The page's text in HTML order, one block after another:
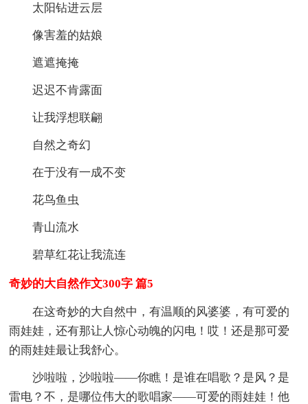
太阳钻进云层
像害羞的姑娘
遮遮掩掩
迟迟不肯露面
让我浮想联翩
自然之奇幻
在于没有一成不变
花鸟鱼虫
青山流水
碧草红花让我流连
奇妙的大自然作文300字 篇5
在这奇妙的大自然中，有温顺的风婆婆，有可爱的
雨娃娃，还有那让人惊心动魄的闪电！哎！还是那可爱
的雨娃娃最让我舒心。
沙啦啦，沙啦啦——你瞧！是谁在唱歌？是风？是
雷电？不，是哪位伟大的歌唱家——可爱的雨娃娃！他